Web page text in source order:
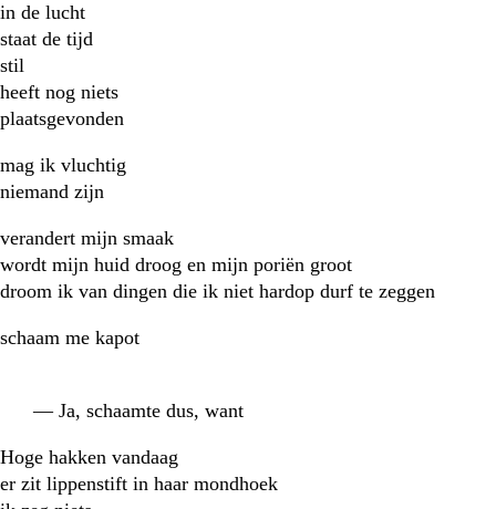
in de lucht
staat de tijd
stil
heeft nog niets
plaatsgevonden
mag ik vluchtig
niemand zijn
verandert mijn smaak
wordt mijn huid droog en mijn poriën groot
droom ik van dingen die ik niet hardop durf te zeggen
schaam me kapot
— Ja, schaamte dus, want
Hoge hakken vandaag
er zit lippenstift in haar mondhoek